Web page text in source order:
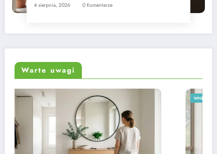
4 sierpnia, 2026 0 Komentarze
Warte uwagi
WNĘTRZA